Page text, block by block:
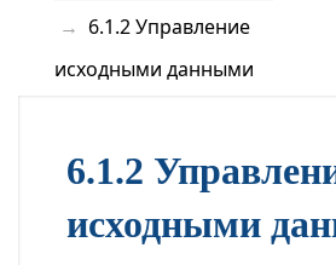
6.1.2 Управление
исходными данными
6.1.2
исходными